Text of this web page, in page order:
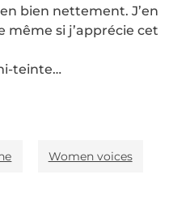
bien nettement. J’en
même si j’apprécie cet
teinte…
Women voices